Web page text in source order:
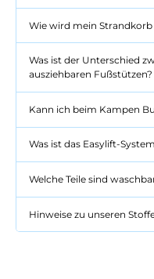
Wie wird mein Strandkorb
Was ist der Unterschied
ausziehbaren Fußstützen?
Kann ich beim Kampen
Was ist das Easylift-
Welche Teile sind
Hinweise zu unseren